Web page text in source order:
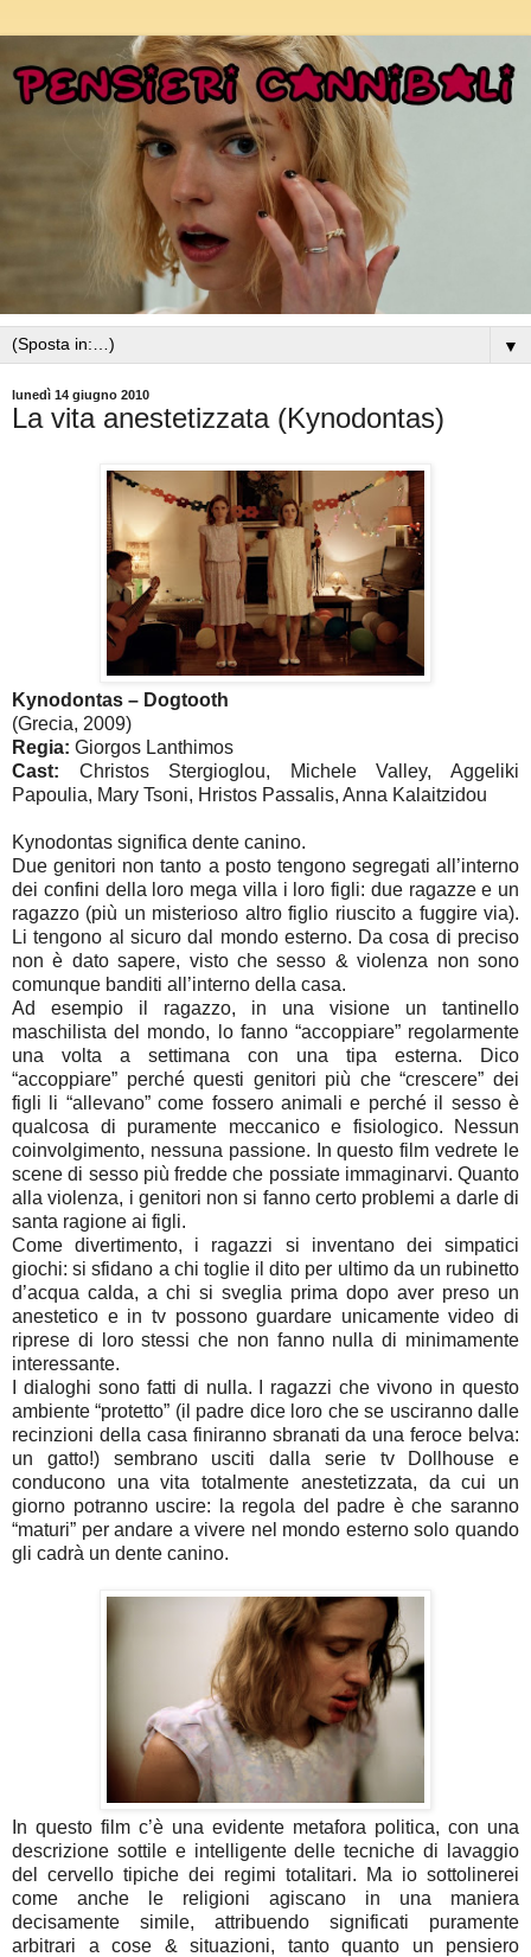
▼
lunedì 14 giugno 2010
La vita anestetizzata (Kynodontas)
Kynodontas – Dogtooth
(Grecia, 2009)
Regia: Giorgos Lanthimos
Cast: Christos Stergioglou, Michele Valley, Aggeliki
Papoulia, Mary Tsoni, Hristos Passalis, Anna Kalaitzidou
Kynodontas significa dente canino.
Due genitori non tanto a posto tengono segregati all’interno
dei confini della loro mega villa i loro figli: due ragazze e un
ragazzo (più un misterioso altro figlio riuscito a fuggire via).
Li tengono al sicuro dal mondo esterno. Da cosa di preciso
non è dato sapere, visto che sesso & violenza non sono
comunque banditi all’interno della casa.
Ad esempio il ragazzo, in una visione un tantinello
maschilista del mondo, lo fanno “accoppiare” regolarmente
una volta a settimana con una tipa esterna. Dico
“accoppiare” perché questi genitori più che “crescere” dei
figli li “allevano” come fossero animali e perché il sesso è
qualcosa di puramente meccanico e fisiologico. Nessun
coinvolgimento, nessuna passione. In questo film vedrete le
scene di sesso più fredde che possiate immaginarvi. Quanto
alla violenza, i genitori non si fanno certo problemi a darle di
santa ragione ai figli.
Come divertimento, i ragazzi si inventano dei simpatici
giochi: si sfidano a chi toglie il dito per ultimo da un rubinetto
d’acqua calda, a chi si sveglia prima dopo aver preso un
anestetico e in tv possono guardare unicamente video di
riprese di loro stessi che non fanno nulla di minimamente
interessante.
I dialoghi sono fatti di nulla. I ragazzi che vivono in questo
ambiente “protetto” (il padre dice loro che se usciranno dalle
recinzioni della casa finiranno sbranati da una feroce belva:
un gatto!) sembrano usciti dalla serie tv Dollhouse e
conducono una vita totalmente anestetizzata, da cui un
giorno potranno uscire: la regola del padre è che saranno
“maturi” per andare a vivere nel mondo esterno solo quando
gli cadrà un dente canino.
In questo film c’è una evidente metafora politica, con una
descrizione sottile e intelligente delle tecniche di lavaggio
del cervello tipiche dei regimi totalitari. Ma io sottolinerei
come anche le religioni agiscano in una maniera
decisamente simile, attribuendo significati puramente
arbitrari a cose & situazioni, tanto quanto un pensiero